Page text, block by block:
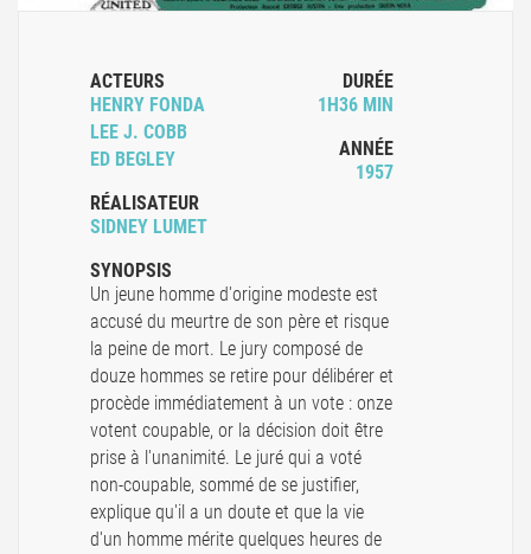
ACTEURS
HENRY FONDA
LEE J. COBB
ED BEGLEY
RÉALISATEUR
SIDNEY LUMET
DURÉE
1H36 MIN
ANNÉE
1957
SYNOPSIS
Un jeune homme d'origine modeste est
accusé du meurtre de son père et risque
la peine de mort. Le jury composé de
douze hommes se retire pour délibérer et
procède immédiatement à un vote : onze
votent coupable, or la décision doit être
prise à l'unanimité. Le juré qui a voté
non-coupable, sommé de se justifier,
explique qu'il a un doute et que la vie
d'un homme mérite quelques heures de